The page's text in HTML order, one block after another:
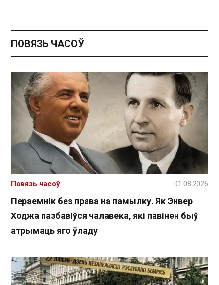
ПОВЯЗЬ ЧАСОЎ
Пераемнік без права на памылку. Як Энвер
Ходжа пазбавіўся чалавека, які павінен быў
атрымаць яго ўладу
Повязь часоў 01.08.2026